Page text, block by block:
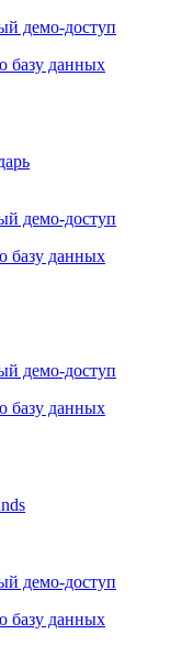
демо-доступ
базу данных
демо-доступ
базу данных
демо-доступ
базу данных
демо-доступ
базу данных